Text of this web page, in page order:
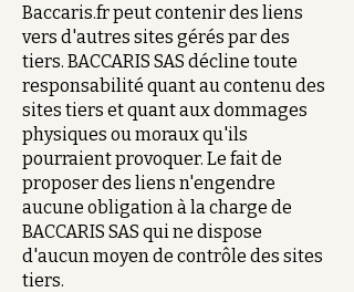
Baccaris.fr peut contenir des liens
vers d'autres sites gérés par des
tiers. BACCARIS SAS décline toute
responsabilité quant au contenu des
sites tiers et quant aux dommages
physiques ou moraux qu'ils
pourraient provoquer. Le fait de
proposer des liens n'engendre
aucune obligation à la charge de
BACCARIS SAS qui ne dispose
d'aucun moyen de contrôle des sites
tiers.